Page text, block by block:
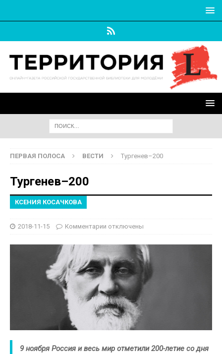
ПЕРВАЯ ПОЛОСА ВЕСТИ Тургенев–200
Тургенев–200
КСЕНИЯ КОСАЧКОВА
2018-11-15 Комментарии отключены
9 ноября Россия и весь мир отметили 200-летие со дня